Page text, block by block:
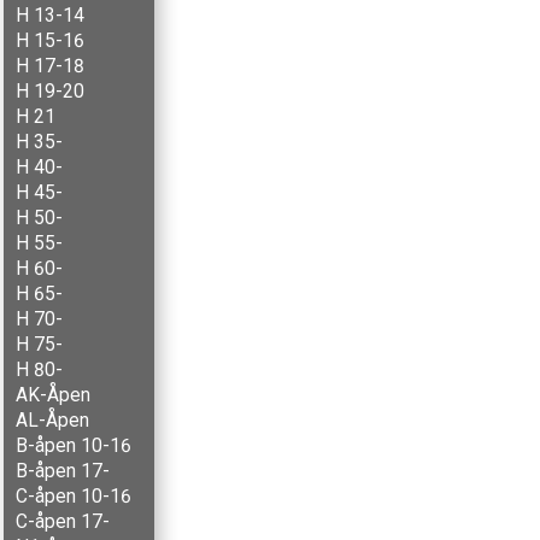
H 13-14
H 15-16
H 17-18
H 19-20
H 21
H 35-
H 40-
H 45-
H 50-
H 55-
H 60-
H 65-
H 70-
H 75-
H 80-
AK-Åpen
AL-Åpen
B-åpen 10-16
B-åpen 17-
C-åpen 10-16
C-åpen 17-